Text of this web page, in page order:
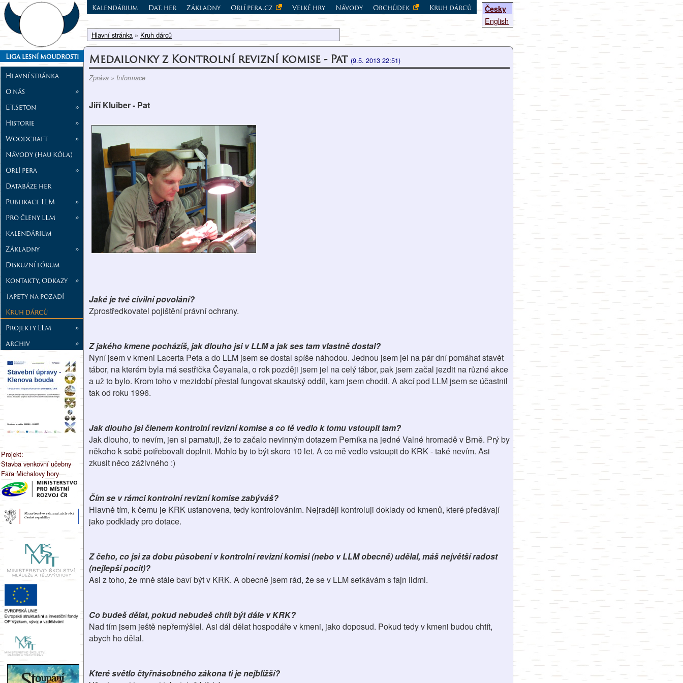
Liga lesní moudrosti
Hlavní stránka
O nás
»
E.T.Seton
»
Historie
»
Woodcraft
»
Návody (Hau Kóla)
Orlí pera
»
Databáze her
Publikace LLM
»
Pro členy LLM
»
Kalendárium
Základny
»
Diskuzní fórum
Kontakty, Odkazy
»
Tapety na pozadí
Kruh dárců
Projekty LLM
»
Archiv
»
Projekt:
Stavba venkovní učebny
Fara Michalovy hory
Česky
English
Kalendárium Dat. her Základny Orlí pera.cz Velké hry Návody Obchůdek Kruh dárců
Hlavní stránka » Kruh dárců
Medailonky z Kontrolní revizní komise - Pat (9.5. 2013 22:51)
Zpráva » Informace
Jiří Kluiber - Pat
Jaké je tvé civilní povolání?
Zprostředkovatel pojištění právní ochrany.
Z jakého kmene pocházíš, jak dlouho jsi v LLM a jak ses tam vlastně dostal?
Nyní jsem v kmeni Lacerta Peta a do LLM jsem se dostal spíše náhodou. Jednou jsem jel na pár dní pomáhat stavět
tábor, na kterém byla má sestřička Čeyanala, o rok později jsem jel na celý tábor, pak jsem začal jezdit na různé akce
a už to bylo. Krom toho v mezidobí přestal fungovat skautský oddíl, kam jsem chodil. A akcí pod LLM jsem se účastnil
tak od roku 1996.
Jak dlouho jsi členem kontrolní revizní komise a co tě vedlo k tomu vstoupit tam?
Jak dlouho, to nevím, jen si pamatuji, že to začalo nevinným dotazem Perníka na jedné Valné hromadě v Brně. Prý by
někoho k sobě potřebovali doplnit. Mohlo by to být skoro 10 let. A co mě vedlo vstoupit do KRK - také nevím. Asi
zkusit něco záživného :)
Čím se v rámci kontrolní revizní komise zabýváš?
Hlavně tím, k čemu je KRK ustanovena, tedy kontrolováním. Nejraději kontroluji doklady od kmenů, které předávají
jako podklady pro dotace.
Z čeho, co jsi za dobu působení v kontrolní revizní komisi (nebo v LLM obecně) udělal, máš největší radost
(nejlepší pocit)?
Asi z toho, že mně stále baví být v KRK. A obecně jsem rád, že se v LLM setkávám s fajn lidmi.
Co budeš dělat, pokud nebudeš chtít být dále v KRK?
Nad tím jsem ještě nepřemýšlel. Asi dál dělat hospodáře v kmeni, jako doposud. Pokud tedy v kmeni budou chtít,
abych ho dělal.
Které světlo čtyřnásobného zákona ti je nejbližší?